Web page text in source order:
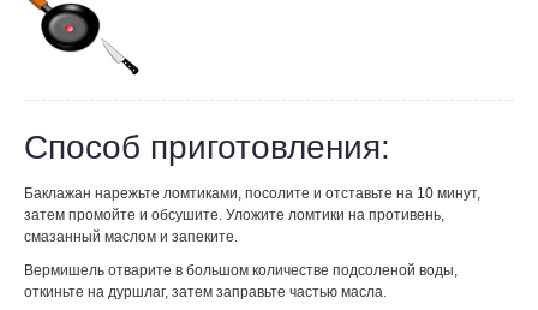
Способ приготовления:
Баклажан нарежьте ломтиками, посолите и отставьте на 10 минут,
затем промойте и обсушите. Уложите ломтики на противень,
смазанный маслом и запеките.
Вермишель отварите в большом количестве подсоленой воды,
откиньте на дуршлаг, затем заправьте частью масла.